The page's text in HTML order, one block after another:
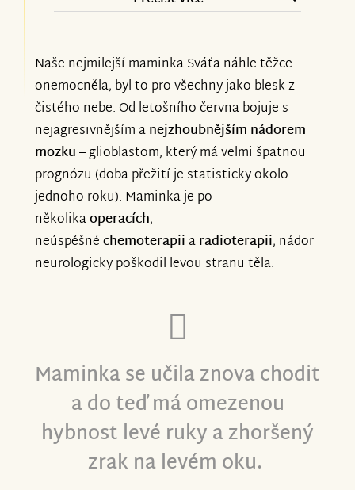
ukončit. Maminku překvapivě vzali velmi
rychle a již zítra ji tam vezeme. Léčbu
tedy dnes, po konzultaci s panem
profesorem Vymazalem, který léčbu
vyvinul, předepsal a i sledoval, bohužel
ukončujeme.
Nějspíše nám bylo jasné, že vzhledem k
povaze onemocnění, k tomuto jednou
dojeme, ale nečekali jsme že tak rychle.
ostatní sbírky na tuto léčbu, kde se
ostatním daří a léčba jim po velmi krátké
době zabrala a přesto, že jsem za to ráda,
že jim to pomohlo, je to pro mě velmi
težké čtení.
Za sbírku jsme neuvěřitelně rádi, povedlo
se vybrat opravdu velké množství financí,
Moc děkujeme i vám, za podporu a
pomoc! ❤️
Naše nejmilejší maminka Sváťa náhle těžce
onemocněla, byl to pro všechny jako blesk z
čistého nebe. Od letošního června bojuje s
nejagresivnějším anejzhoubnějším nádorem
mozku– glioblastom, který má velmi špatnou
prognózu (doba přežití je statisticky okolo
jednoho roku). Maminka je po
několikaoperacích,
neúspěšnéchemoterapiiaradioterapii, nádor
neurologicky poškodil levou stranu těla.
Maminka se učila znova chodit
a do teď má omezenou
hybnost levé ruky a zhoršený
zrak na levém oku.